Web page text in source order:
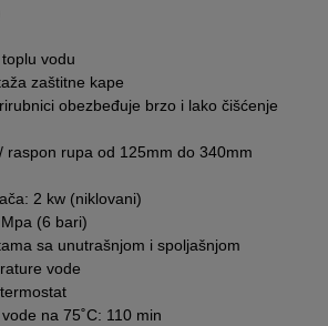
vodu
zaštitne kape
obezbeđuje brzo i lako čišćenje
raspon rupa od 125mm do 340mm
2 kw (niklovani)
(6 bari)
sa unutrašnjom i spoljašnjom
vode
na 75˚C: 110 min